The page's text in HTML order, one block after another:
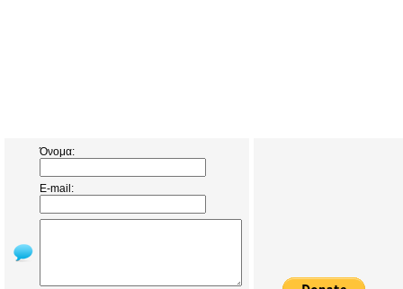
Όνομα:
E-mail: